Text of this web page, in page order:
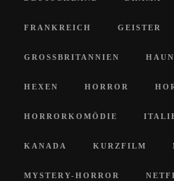
FRANKREICH GEISTER
GROSSBRITANNIEN
HEXEN HORROR
HORRORKOMÖDIE
KANADA KURZFILM
MYSTERY-HORROR